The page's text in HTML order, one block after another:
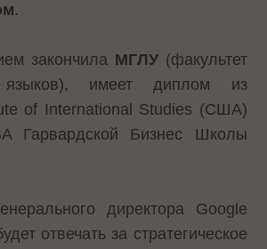
.
закончилаМГЛУ(факультет
языков), имеет диплом из
of International Studies (США)
Гарвардской Бизнес Школы
директора Google
отвечать за стратегическое